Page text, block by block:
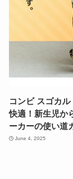
コンビ スゴカ
快適！新生児か
ーカーの使い道
June 4, 2025